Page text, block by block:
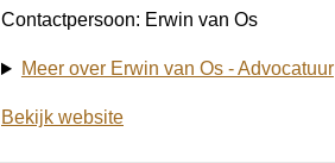
Contactpersoon: Erwin van Os
Meer over Erwin van Os - Advocatuur
Bekijk website